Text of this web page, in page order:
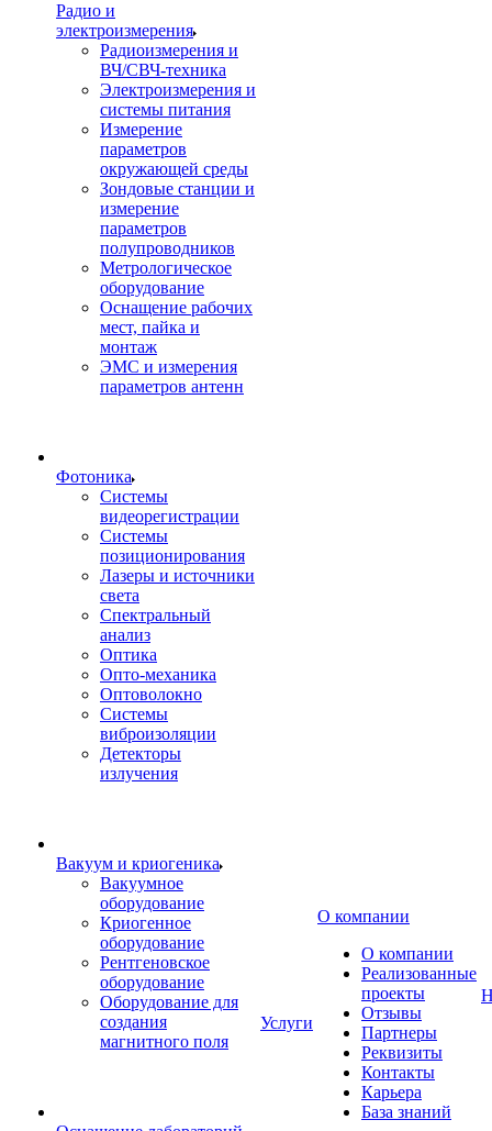
Радио и
электроизмерения
Радиоизмерения и
ВЧ/СВЧ-техника
Электроизмерения и
системы питания
Измерение
параметров
окружающей среды
Зондовые станции и
измерение
параметров
полупроводников
Метрологическое
оборудование
Оснащение рабочих
мест, пайка и
монтаж
ЭМС и измерения
параметров антенн
Фотоника
Cистемы
видеорегистрации
Системы
позиционирования
Лазеры и источники
света
Спектральный
анализ
Оптика
Опто-механика
Оптоволокно
Системы
виброизоляции
Детекторы
излучения
Вакуум и криогеника
Вакуумное
оборудование
Криогенное
оборудование
Рентгеновское
оборудование
Оборудование для
создания
магнитного поля
Услуги
О компании
О компании
Реализованные
проекты
Отзывы
Партнеры
Реквизиты
Контакты
Карьера
База знаний